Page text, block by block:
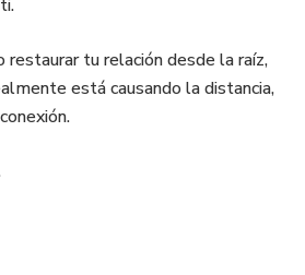
restaurar tu relación desde la raíz,
está causando la distancia,